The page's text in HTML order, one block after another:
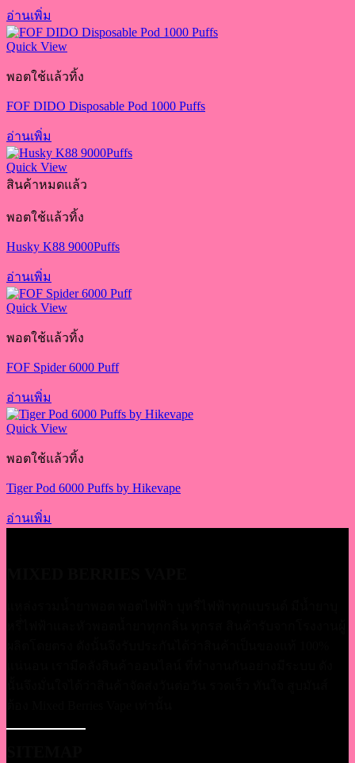
อ่านเพิ่ม
Quick View
พอตใช้แล้วทิ้ง
FOF DIDO Disposable Pod 1000 Puffs
อ่านเพิ่ม
Quick View
สินค้าหมดแล้ว
พอตใช้แล้วทิ้ง
Husky K88 9000Puffs
อ่านเพิ่ม
Quick View
พอตใช้แล้วทิ้ง
FOF Spider 6000 Puff
อ่านเพิ่ม
Quick View
พอตใช้แล้วทิ้ง
Tiger Pod 6000 Puffs by Hikevape
อ่านเพิ่ม